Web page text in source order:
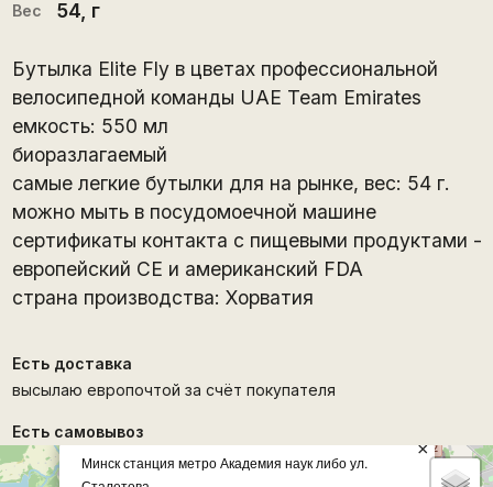
Вес 54, г
Бутылка Elite Fly в цветах профессиональной
велосипедной команды UAE Team Emirates
емкость: 550 мл
биоразлагаемый
самые легкие бутылки для на рынке, вес: 54 г.
можно мыть в посудомоечной машине
сертификаты контакта с пищевыми продуктами -
европейский CE и американский FDA
страна производства: Хорватия
Есть доставка
высылаю европочтой за счёт покупателя
Есть самовывоз
Минск станция метро Академия наук либо ул.
×